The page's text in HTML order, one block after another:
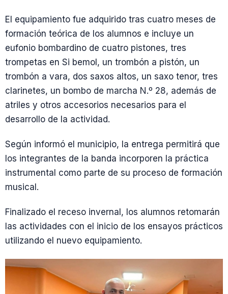
El equipamiento fue adquirido tras cuatro meses de
formación teórica de los alumnos e incluye un
eufonio bombardino de cuatro pistones, tres
trompetas en Si bemol, un trombón a pistón, un
trombón a vara, dos saxos altos, un saxo tenor, tres
clarinetes, un bombo de marcha N.º 28, además de
atriles y otros accesorios necesarios para el
desarrollo de la actividad.
Según informó el municipio, la entrega permitirá que
los integrantes de la banda incorporen la práctica
instrumental como parte de su proceso de formación
musical.
Finalizado el receso invernal, los alumnos retomarán
las actividades con el inicio de los ensayos prácticos
utilizando el nuevo equipamiento.